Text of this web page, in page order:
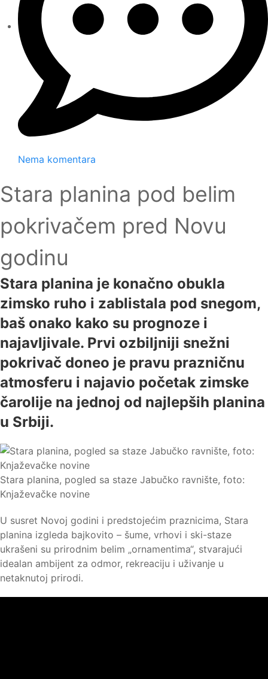
Nema komentara
Stara planina pod belim
pokrivačem pred Novu
godinu
Stara planina je konačno obukla
zimsko ruho i zablistala pod snegom,
baš onako kako su prognoze i
najavljivale. Prvi ozbiljniji snežni
pokrivač doneo je pravu prazničnu
atmosferu i najavio početak zimske
čarolije na jednoj od najlepših planina
u Srbiji.
Stara planina, pogled sa staze Jabučko ravnište, foto:
Knjaževačke novine
U susret Novoj godini i predstojećim praznicima, Stara
planina izgleda bajkovito – šume, vrhovi i ski-staze
ukrašeni su prirodnim belim „ornamentima“, stvarajući
idealan ambijent za odmor, rekreaciju i uživanje u
netaknutoj prirodi.